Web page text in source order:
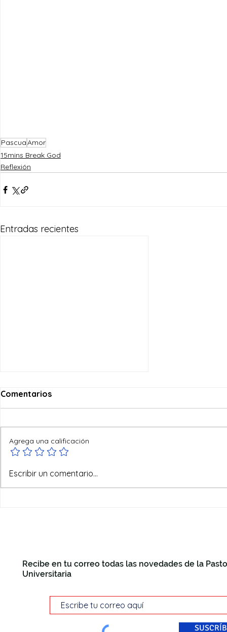
PascuaAmor
15mins Break God
Reflexión
Entradas recientes
Ofertas de verano
Comentarios
Agrega una calificación
Escribir un comentario...
Recibe en tu correo todas las novedades de la
Universitaria